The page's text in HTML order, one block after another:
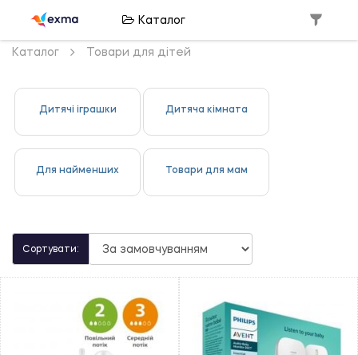
Каталог
Каталог Товари для дітей
Дитячі іграшки Дитяча кімната
Для найменших Товари для мам
Сортувати: